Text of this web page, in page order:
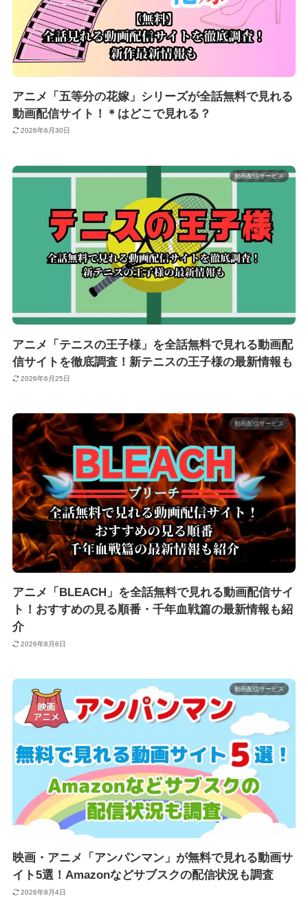
アニメ「五等分の花嫁」シリーズが全話無料で見れる
動画配信サイト！＊はどこで見れる？
2026年6月30日
動画配信サービス
アニメ「テニスの王子様」を全話無料で見れる動画配
信サイトを徹底調査！新テニスの王子様の最新情報も
2026年6月25日
動画配信サービス
アニメ「BLEACH」を全話無料で見れる動画配信サイ
ト！おすすめの見る順番・千年血戦篇の最新情報も紹
介
2026年8月6日
動画配信サービス
映画・アニメ「アンパンマン」が無料で見れる動画サ
イト5選！Amazonなどサブスクの配信状況も調査
2026年8月4日